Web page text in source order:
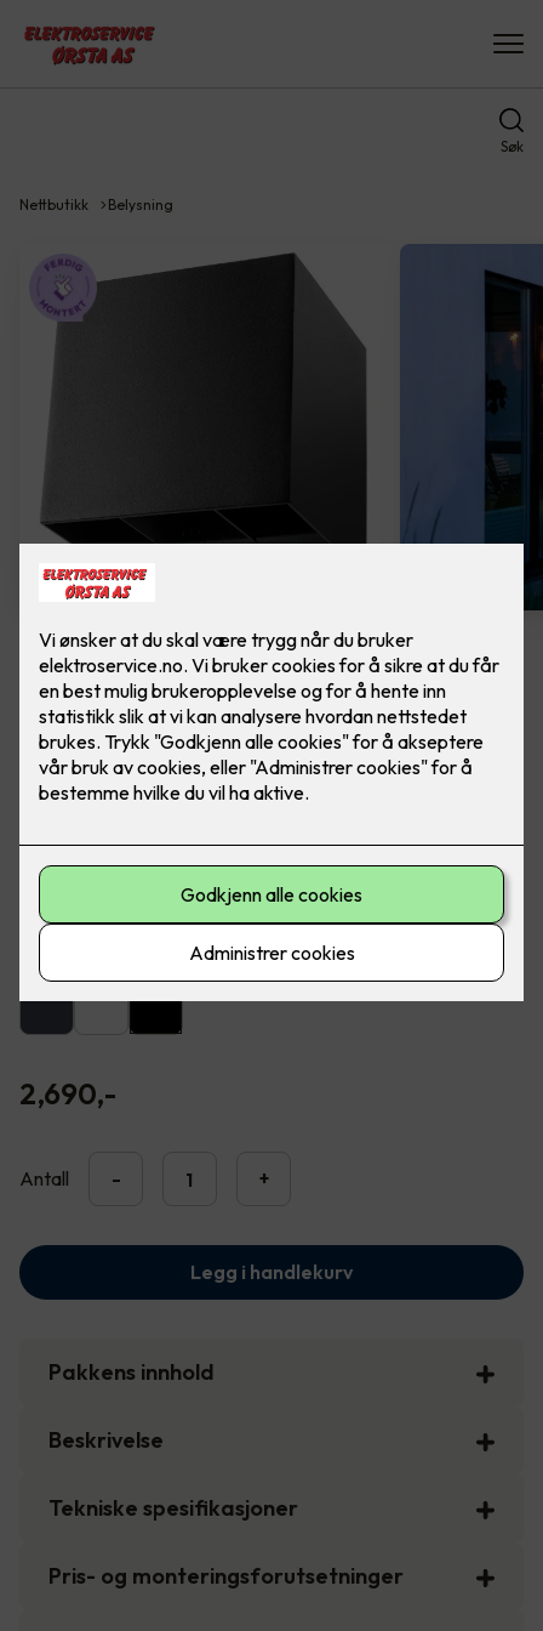
Søk
Nettbutikk Belysning
Artes veggarmatur sort
Lekker utebelysning fra SG Armaturen. Ferdig
montert, utskifting av lampe.
innendørs montering på vegg.
2,690,-
Antall - +
Legg i handlekurv
Pakkens innhold
Beskrivelse
Tekniske spesifikasjoner
Pris- og monteringsforutsetninger